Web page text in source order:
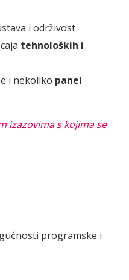
i održivost
tehnoloških i
i nekoliko panel
izazovima s kojima se
programske i